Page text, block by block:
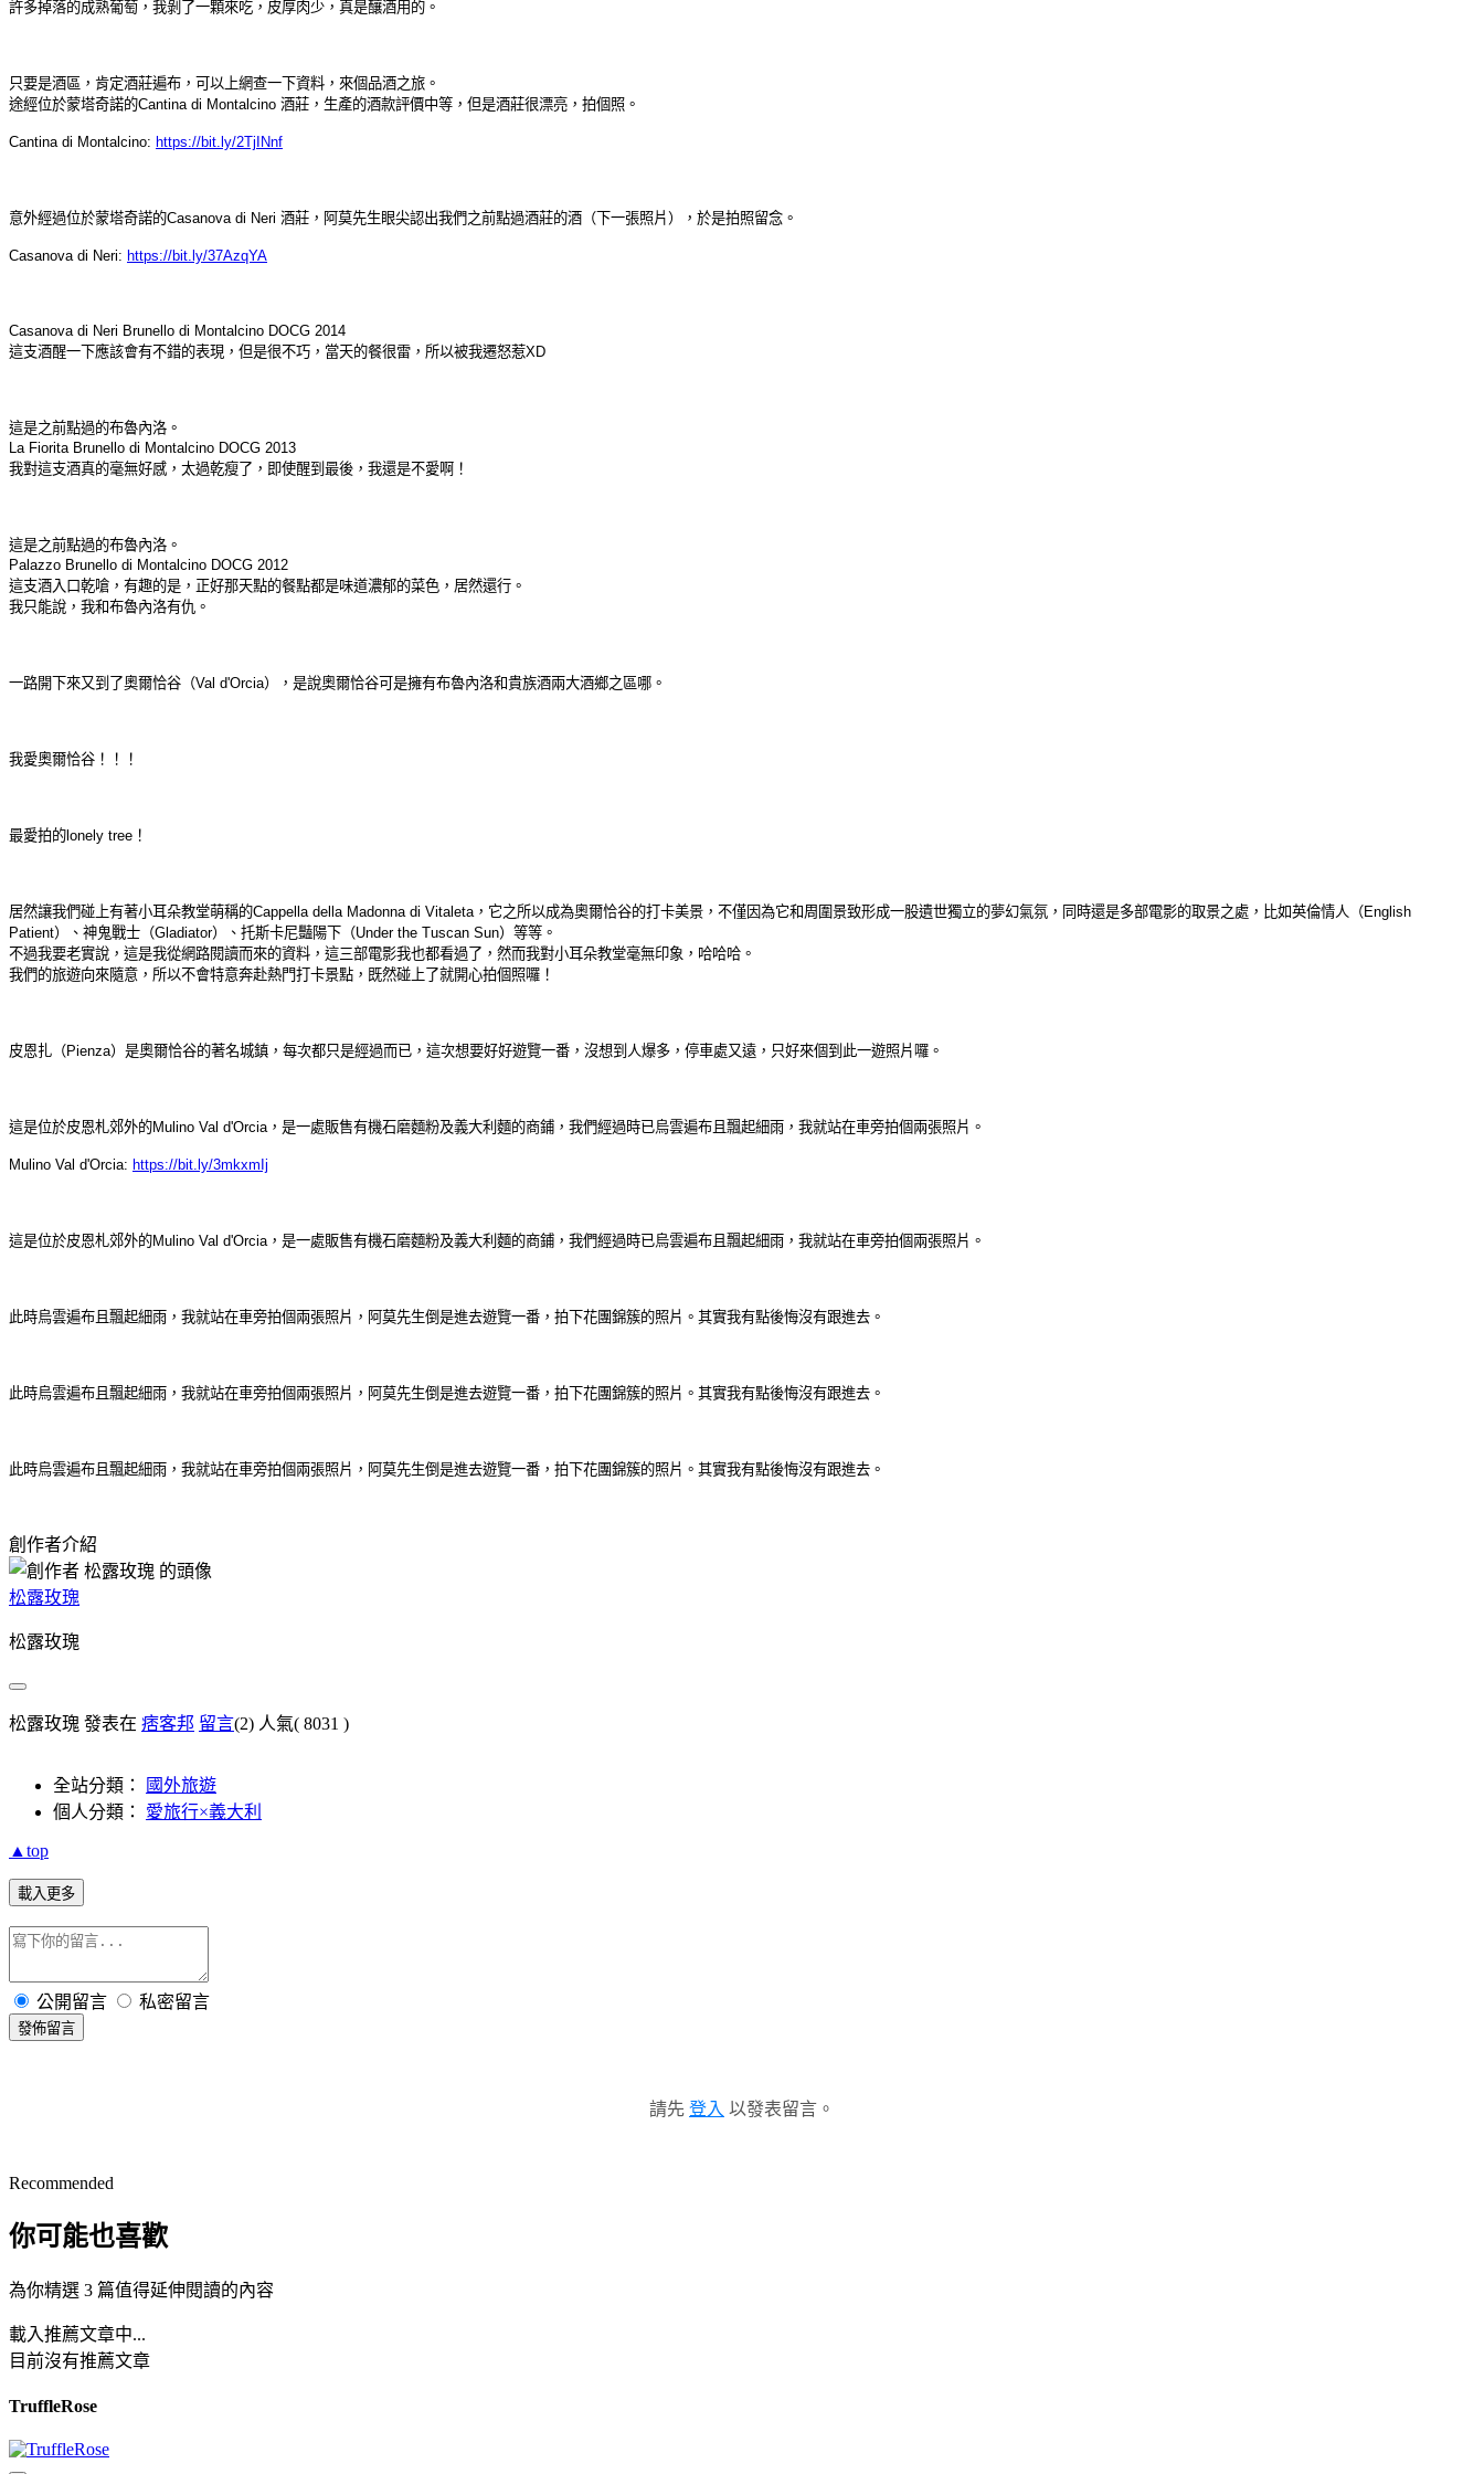
許多掉落的成熟葡萄，我剝了一顆來吃，皮厚肉少，真是釀酒用的。
只要是酒區，肯定酒莊遍布，可以上網查一下資料，來個品酒之旅。
途經位於蒙塔奇諾的Cantina di Montalcino 酒莊，生產的酒款評價中等，但是酒莊很漂亮，拍個照。
Cantina di Montalcino: https://bit.ly/2TjINnf
意外經過位於蒙塔奇諾的Casanova di Neri 酒莊，阿莫先生眼尖認出我們之前點過酒莊的酒（下一張照片），於是拍照留念。
Casanova di Neri: https://bit.ly/37AzqYA
Casanova di Neri Brunello di Montalcino DOCG 2014
這支酒醒一下應該會有不錯的表現，但是很不巧，當天的餐很雷，所以被我遷怒惹XD
這是之前點過的布魯內洛。
La Fiorita Brunello di Montalcino DOCG 2013
我對這支酒真的毫無好感，太過乾瘦了，即使醒到最後，我還是不愛啊！
這是之前點過的布魯內洛。
Palazzo Brunello di Montalcino DOCG 2012
這支酒入口乾嗆，有趣的是，正好那天點的餐點都是味道濃郁的菜色，居然還行。
我只能說，我和布魯內洛有仇。
一路開下來又到了奧爾恰谷（Val d'Orcia），是說奧爾恰谷可是擁有布魯內洛和貴族酒兩大酒鄉之區哪。
我愛奧爾恰谷！！！
最愛拍的lonely tree！
居然讓我們碰上有著小耳朵教堂萌稱的Cappella della Madonna di Vitaleta，它之所以成為奧爾恰谷的打卡美景，不僅因為它和周圍景致形成一股遺世獨立的夢幻氣氛，同時還是多部電影的取景之處，比如英倫情人（English
Patient）、神鬼戰士（Gladiator）、托斯卡尼豔陽下（Under the Tuscan Sun）等等。
不過我要老實說，這是我從網路閱讀而來的資料，這三部電影我也都看過了，然而我對小耳朵教堂毫無印象，哈哈哈。
我們的旅遊向來隨意，所以不會特意奔赴熱門打卡景點，既然碰上了就開心拍個照囉！
皮恩扎（Pienza）是奧爾恰谷的著名城鎮，每次都只是經過而已，這次想要好好遊覽一番，沒想到人爆多，停車處又遠，只好來個到此一遊照片囉。
這是位於皮恩札郊外的Mulino Val d'Orcia，是一處販售有機石磨麵粉及義大利麵的商鋪，我們經過時已烏雲遍布且飄起細雨，我就站在車旁拍個兩張照片。
Mulino Val d'Orcia: https://bit.ly/3mkxmIj
這是位於皮恩札郊外的Mulino Val d'Orcia，是一處販售有機石磨麵粉及義大利麵的商鋪，我們經過時已烏雲遍布且飄起細雨，我就站在車旁拍個兩張照片。
此時烏雲遍布且飄起細雨，我就站在車旁拍個兩張照片，阿莫先生倒是進去遊覽一番，拍下花團錦簇的照片。其實我有點後悔沒有跟進去。
此時烏雲遍布且飄起細雨，我就站在車旁拍個兩張照片，阿莫先生倒是進去遊覽一番，拍下花團錦簇的照片。其實我有點後悔沒有跟進去。
此時烏雲遍布且飄起細雨，我就站在車旁拍個兩張照片，阿莫先生倒是進去遊覽一番，拍下花團錦簇的照片。其實我有點後悔沒有跟進去。
創作者介紹
松露玫瑰
松露玫瑰
松露玫瑰 發表在 痞客邦 留言(2) 人氣( 8031 )
全站分類：
國外旅遊
個人分類： 愛旅行×義大利
▲top
載入更多
公開留言 私密留言
發佈留言
請先 登入 以發表留言。
Recommended
你可能也喜歡
為你精選 3 篇值得延伸閱讀的內容
載入推薦文章中...
目前沒有推薦文章
TruffleRose